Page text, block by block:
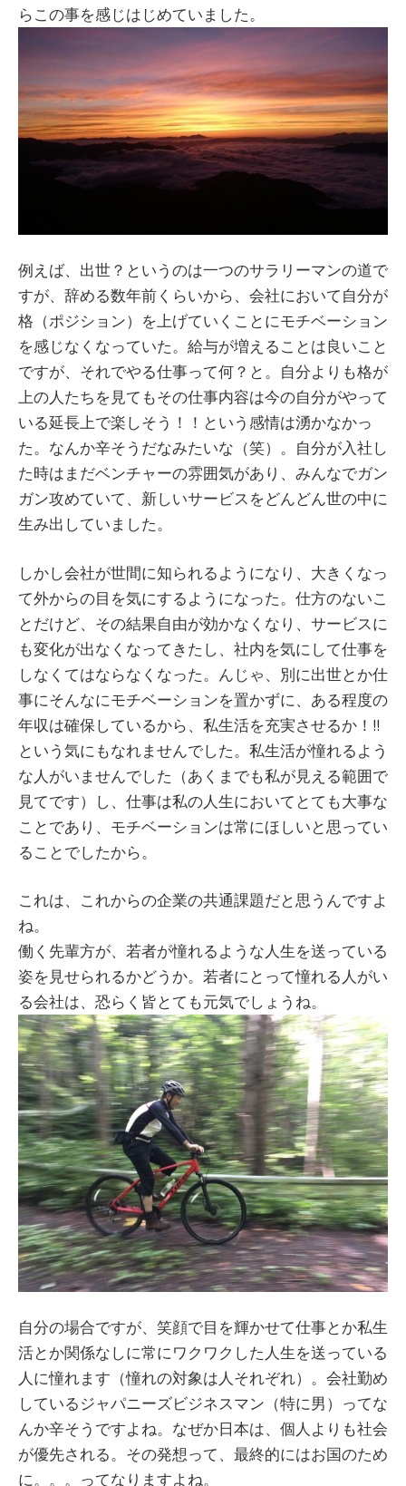
らこの事を感じはじめていました。
例えば、出世？というのは一つのサラリーマンの道で
すが、辞める数年前くらいから、会社において自分が
格（ポジション）を上げていくことにモチベーション
を感じなくなっていた。給与が増えることは良いこと
ですが、それでやる仕事って何？と。自分よりも格が
上の人たちを見てもその仕事内容は今の自分がやって
いる延長上で楽しそう！！という感情は湧かなかっ
た。なんか辛そうだなみたいな（笑）。自分が入社し
た時はまだベンチャーの雰囲気があり、みんなでガン
ガン攻めていて、新しいサービスをどんどん世の中に
生み出していました。
しかし会社が世間に知られるようになり、大きくなっ
て外からの目を気にするようになった。仕方のないこ
とだけど、その結果自由が効かなくなり、サービスに
も変化が出なくなってきたし、社内を気にして仕事を
しなくてはならなくなった。んじゃ、別に出世とか仕
事にそんなにモチベーションを置かずに、ある程度の
年収は確保しているから、私生活を充実させるか！!!
という気にもなれませんでした。私生活が憧れるよう
な人がいませんでした（あくまでも私が見える範囲で
見てです）し、仕事は私の人生においてとても大事な
ことであり、モチベーションは常にほしいと思ってい
ることでしたから。
これは、これからの企業の共通課題だと思うんですよ
ね。
働く先輩方が、若者が憧れるような人生を送っている
姿を見せられるかどうか。若者にとって憧れる人がい
る会社は、恐らく皆とても元気でしょうね。
自分の場合ですが、笑顔で目を輝かせて仕事とか私生
活とか関係なしに常にワクワクした人生を送っている
人に憧れます（憧れの対象は人それぞれ）。会社勤め
しているジャパニーズビジネスマン（特に男）ってな
んか辛そうですよね。なぜか日本は、個人よりも社会
が優先される。その発想って、最終的にはお国のため
に。。。ってなりますよね。